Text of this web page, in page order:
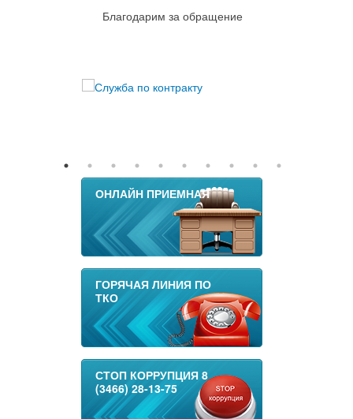
Благодарим за обращение
ОНЛАЙН ПРИЕМНАЯ
ГОРЯЧАЯ ЛИНИЯ ПО
ТКО
СТОП КОРРУПЦИЯ 8
(3466) 28-13-75